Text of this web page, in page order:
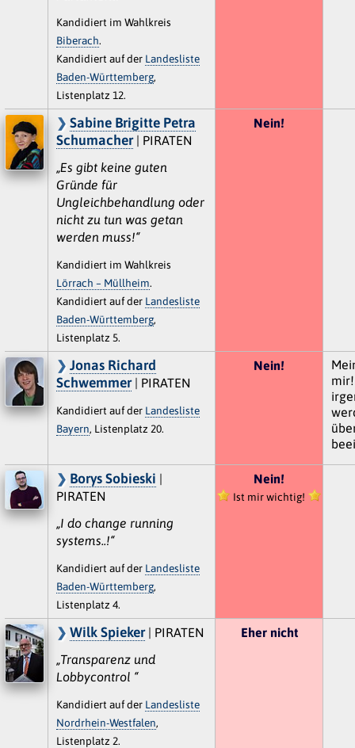
Kandidiert im Wahlkreis
Biberach.
Kandidiert auf der Landesliste
Baden-Württemberg,
Listenplatz 12.
Sabine Brigitte Petra
Schumacher| PIRATEN
„Es gibt keine guten
Gründe für
Ungleichbehandlung oder
nicht zu tun was getan
werden muss!“
Kandidiert im Wahlkreis
Lörrach – Müllheim.
Kandidiert auf der Landesliste
Baden-Württemberg,
Listenplatz 5.
Nein!
Jonas Richard
Schwemmer| PIRATEN
Kandidiert auf der Landesliste
Bayern, Listenplatz 20.
Nein!
Borys Sobieski |
PIRATEN
„I do change running
systems..!“
Kandidiert auf der Landesliste
Baden-Württemberg,
Listenplatz 4.
Nein!
Ist mir wichtig!
Wilk Spieker| PIRATEN
„Transparenz und
Lobbycontrol “
Kandidiert auf der Landesliste
Nordrhein-Westfalen,
Listenplatz 2.
Eher nicht